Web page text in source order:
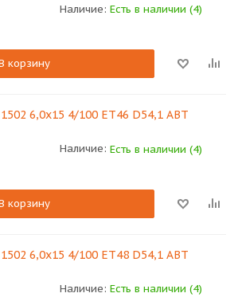
Наличие: Есть в наличии (4)
корзину
6,0x15 4/100 ET46 D54,1 ABT
Наличие: Есть в наличии (4)
корзину
6,0x15 4/100 ET48 D54,1 ABT
Наличие: Есть в наличии (4)